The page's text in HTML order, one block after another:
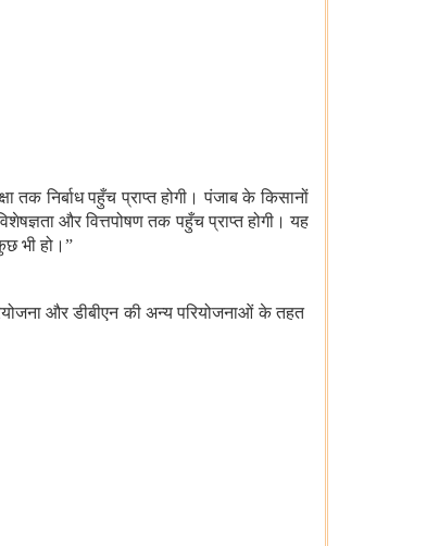
निर्बाध पहुँच प्राप्त होगी। पंजाब के किसानों
और वित्तपोषण तक पहुँच प्राप्त होगी। यह
भी हो। ”
और डीबीएन की अन्य परियोजनाओं के तहत